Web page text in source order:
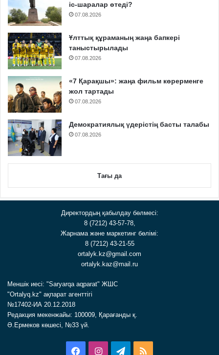
іс-шаралар өтеді?
07.08.2026
Ұлттық құраманың жаңа бапкері
таныстырылады
07.08.2026
«7 Қарақшы»: жаңа фильм көрерменге
жол тартады
07.08.2026
Демократиялық үдерістің басты талабы
07.08.2026
Тағы да
Директордың қабылдау бөлмесі:
8 (7212) 43-57-78,
Жарнама және маркетинг бөлімі:
8 (7212) 43-21-55
ortalyk.kz@gmail.com
ortalyk.kaz@mail.ru
Меншік иесі: "Saryarqa aqparat" ЖШС
"Ortalyq.kz" ақпарат агенттігі
№17402-ИА 20.12.2018
Редакция мекенжайы: 100009, Қарағанды қ.
Ә.Ермеков көшесі, №33 үй.
FacebookInstagramTelegram